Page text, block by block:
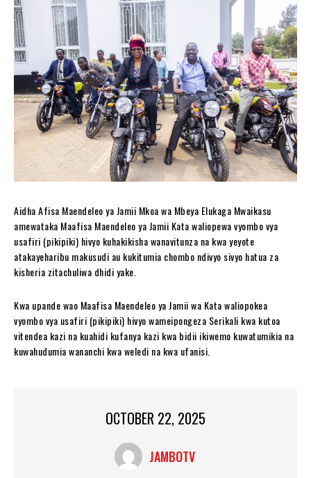
Aidha Afisa Maendeleo ya Jamii Mkoa wa Mbeya Elukaga Mwaikasu
amewataka Maafisa Maendeleo ya Jamii Kata waliopewa vyombo vya
usafiri (pikipiki) hivyo kuhakikisha wanavitunza na kwa yeyote
atakayeharibu makusudi au kukitumia chombo ndivyo sivyo hatua za
kisheria zitachuliwa dhidi yake.
Kwa upande wao Maafisa Maendeleo ya Jamii wa Kata waliopokea
vyombo vya usafiri (pikipiki) hivyo wameipongeza Serikali kwa kutoa
vitendea kazi na kuahidi kufanya kazi kwa bidii ikiwemo kuwatumikia na
kuwahudumia wananchi kwa weledi na kwa ufanisi.
OCTOBER 22, 2025
JAMBOTV